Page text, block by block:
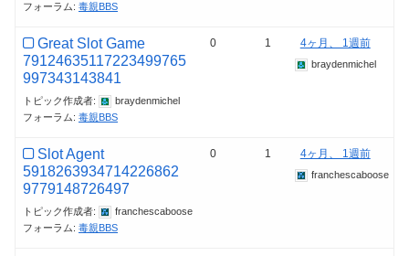
フォーラム: 毒親BBS
Great Slot Game
79124635117223499765
997343143841
トピック作成者:
braydenmichel
フォーラム: 毒親BBS
0 1 4ヶ月、 1週前
braydenmichel
Slot Agent
5918263934714226862
9779148726497
トピック作成者:
franchescaboose
フォーラム: 毒親BBS
0 1 4ヶ月、 1週前
franchescaboose